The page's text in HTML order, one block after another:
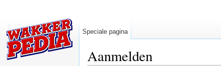
Aanmelden
Speciale pagina